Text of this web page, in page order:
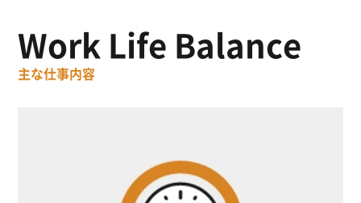
Work Life Balance
主な仕事内容